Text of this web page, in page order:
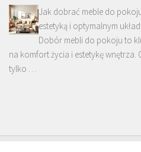
Jak dobrać meble do
estetyką i optymalnym
Dobór mebli do pokoju to
na komfort życia i estetykę
tylko …